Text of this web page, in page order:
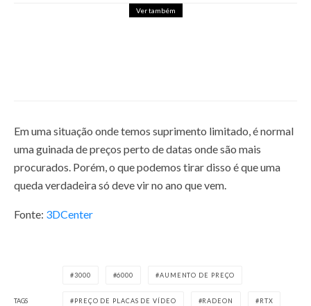
Ver também
Em uma situação onde temos suprimento limitado, é normal
uma guinada de preços perto de datas onde são mais
procurados. Porém, o que podemos tirar disso é que uma
queda verdadeira só deve vir no ano que vem.
Fonte: 3DCenter
TAGS
3000 6000 AUMENTO DE PREÇO
PREÇO DE PLACAS DE VÍDEO RADEON RTX